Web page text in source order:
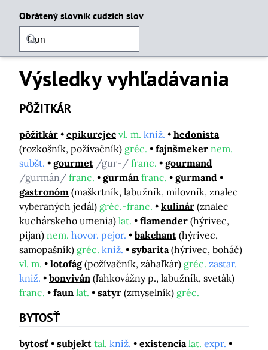
Obrátený slovník cudzích slov
Výsledky vyhľadávania
PÔŽITKÁR
pôžitkár epikurejec vl. m. kniž.
hedonista
(rozkošník, požívačník) gréc. fajnšmeker nem.
subšt.
gourmet /gur-/ franc.
gourmand
/gurmán/ franc. gurmán franc.
gurmand
gastronóm (maškrtník, labužník, milovník, znalec
vyberaných jedál) gréc.-franc. kulinár (znalec
kuchárskeho umenia) lat. flamender (hýrivec,
pijan) nem. hovor. pejor. bakchant (hýrivec,
samopašník) gréc. kniž. sybarita (hýrivec, boháč)
vl. m.
lotofág (požívačník, záhaľkár) gréc. zastar.
kniž.
bonviván (ľahkovážny p., labužník, sveták)
franc.
faun lat. satyr (zmyselník) gréc.
BYTOSŤ
bytosť subjekt tal. kniž. existencia lat. expr.